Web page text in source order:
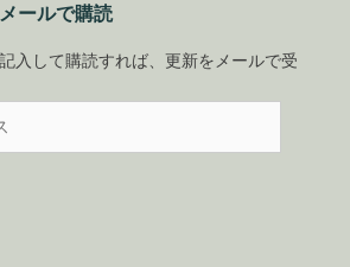
ールで購読
入して購読すれば、更新をメールで受